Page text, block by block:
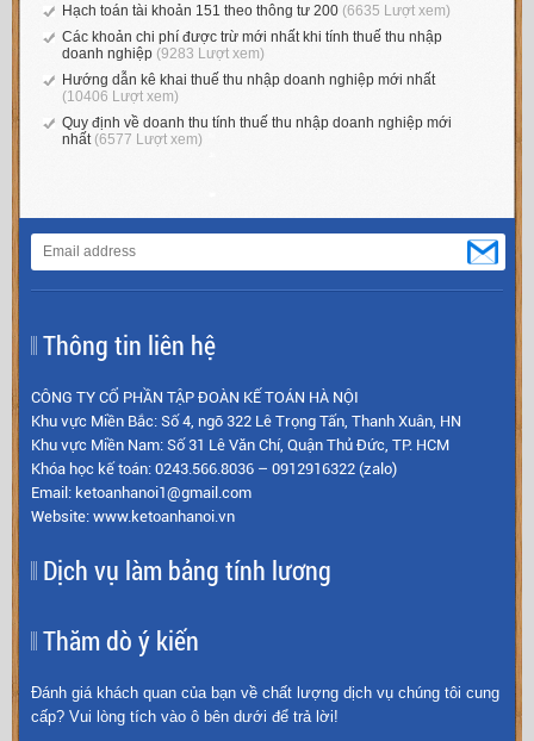
Hạch toán tài khoản 151 theo thông tư 200 (6635 Lượt xem)
Các khoản chi phí được trừ mới nhất khi tính thuế thu nhập
doanh nghiệp (9283 Lượt xem)
Hướng dẫn kê khai thuế thu nhập doanh nghiệp mới nhất
(10406 Lượt xem)
Quy định về doanh thu tính thuế thu nhập doanh nghiệp mới
nhất (6577 Lượt xem)
Thông tin liên hệ
CÔNG TY CỔ PHẦN TẬP ĐOÀN KẾ TOÁN HÀ NỘI
Khu vực Miền Bắc: Số 4, ngõ 322 Lê Trọng Tấn, Thanh Xuân, HN
Khu vực Miền Nam: Số 31 Lê Văn Chí, Quận Thủ Đức, TP. HCM
Khóa học kế toán: 0243.566.8036 – 0912916322 (zalo)
Email: ketoanhanoi1@gmail.com
Website: www.ketoanhanoi.vn
Dịch vụ làm bảng tính lương
Thăm dò ý kiến
Đánh giá khách quan của bạn về chất lượng dịch vụ chúng tôi cung
cấp? Vui lòng tích vào ô bên dưới để trả lời!